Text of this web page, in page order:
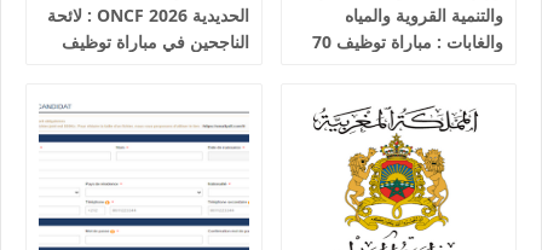
والتنمية القروية والمياه
والغابات : مباراة توظيف 70
الحديدية 2026 ONCF : لائحة
الناجحين في مباراة توظيف